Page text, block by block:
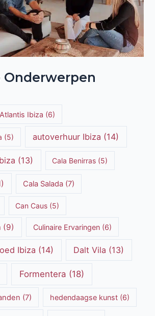
Onderwerpen
Atlantis Ibiza (6)
(5) autoverhuur Ibiza (14)
(13) Cala Benirras (5)
Cala Salada(7)
Can Caus (5)
(9) Culinaire Ervaringen(6)
Ibiza (14) Dalt Vila (13)
Formentera (18)
(7) hedendaagse kunst(6)